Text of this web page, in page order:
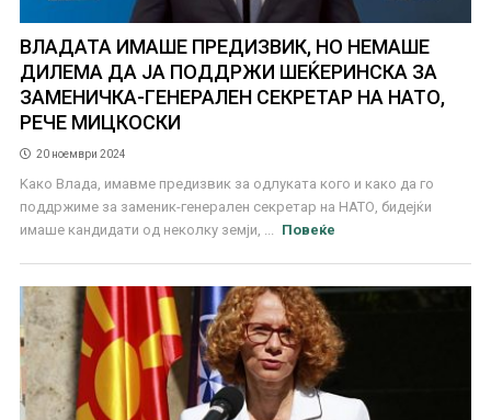
ВЛАДАТА ИМАШЕ ПРЕДИЗВИК, НО НЕМАШЕ
ДИЛЕМА ДА ЈА ПОДДРЖИ ШЕЌЕРИНСКА ЗА
ЗАМЕНИЧКА-ГЕНЕРАЛЕН СЕКРЕТАР НА НАТО,
РЕЧЕ МИЦКОСКИ
20 ноември 2024
Kако Влада, имавме предизвик за одлуката кого и како да го
поддржиме за заменик-генерален секретар на НАТО, бидејќи
имаше кандидати од неколку земји, ...
Повеќе